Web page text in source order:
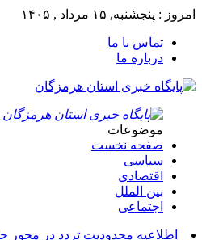
امروز : پنجشنبه, ۱۵ مرداد , ۱۴۰۵
تماس با ما
درباره ما
موضوعات
صفحه نخست
سیاسی
اقتصادی
بین الملل
اجتماعی
آسو_